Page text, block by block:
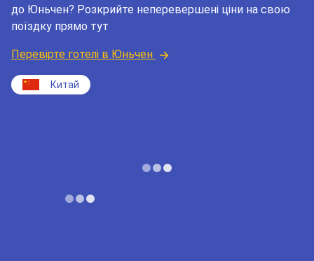
до Юньчен? Розкрийте неперевершені ціни на свою
поїздку прямо тут
Перевірте готелі в Юньчен
Китай